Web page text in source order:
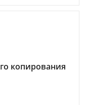
копирования